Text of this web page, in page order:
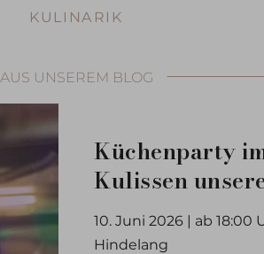
KULINARIK
AUS UNSEREM BLOG
Küchenparty
Kulissen
10. Juni 2026 | ab
Hindelang